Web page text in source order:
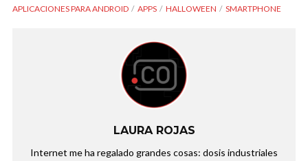
APLICACIONES PARA ANDROID
APPS HALLOWEEN SMARTPHONE
LAURA ROJAS
Internet me ha regalado grandes cosas: dosis industriales